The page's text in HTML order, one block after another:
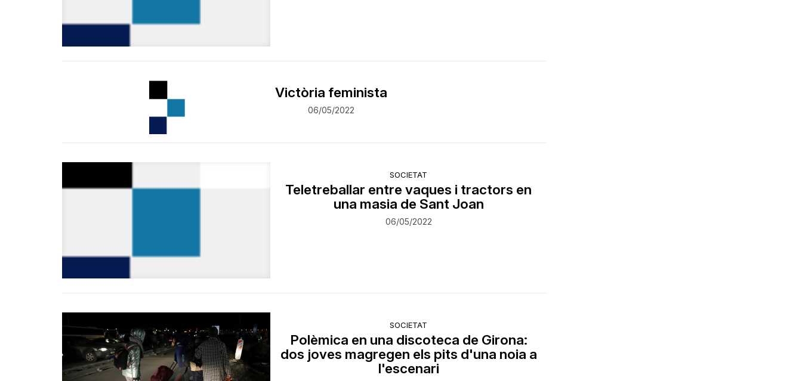
Victòria feminista
06/05/2022
SOCIETAT
​Teletreballar entre vaques i tractors en
una masia de Sant Joan
06/05/2022
SOCIETAT
Polèmica en una discoteca de Girona:
dos joves magregen els pits d'una noia a
l'escenari